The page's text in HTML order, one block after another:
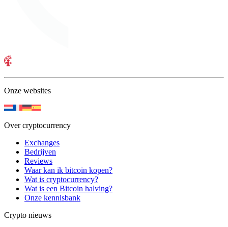
Onze websites
Over cryptocurrency
Exchanges
Bedrijven
Reviews
Waar kan ik bitcoin kopen?
Wat is cryptocurrency?
Wat is een Bitcoin halving?
Onze kennisbank
Crypto nieuws